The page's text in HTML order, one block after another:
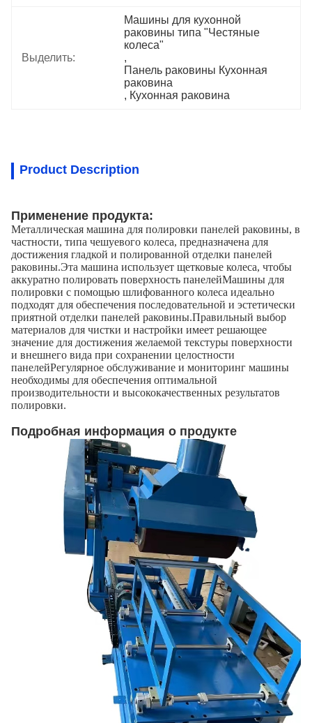
Выделить:
Машины для кухонной
раковины типа "Честяные
колеса"
,
Панель раковины Кухонная
раковина
, Кухонная раковина
Product Description
Применение продукта:
Металлическая машина для полировки панелей раковины, в
частности, типа чешуевого колеса, предназначена для
достижения гладкой и полированной отделки панелей
раковины.Эта машина использует щетковые колеса, чтобы
аккуратно полировать поверхность панелейМашины для
полировки с помощью шлифованного колеса идеально
подходят для обеспечения последовательной и эстетически
приятной отделки панелей раковины.Правильный выбор
материалов для чистки и настройки имеет решающее
значение для достижения желаемой текстуры поверхности
и внешнего вида при сохранении целостности
панелейРегулярное обслуживание и мониторинг машины
необходимы для обеспечения оптимальной
производительности и высококачественных результатов
полировки.
Подробная информация о продукте